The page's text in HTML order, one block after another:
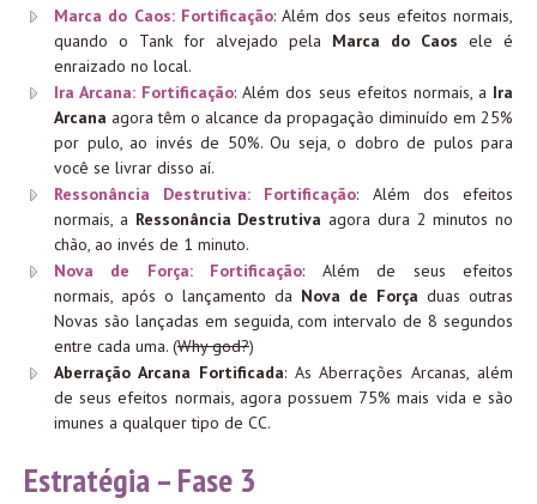
Marca do Caos: Fortificação: Além dos seus efeitos normais,
quando o Tank for alvejado pela Marca do Caos ele é
enraizado no local.
Ira Arcana: Fortificação: Além dos seus efeitos normais, a Ira
Arcana agora têm o alcance da propagação diminuído em 25%
por pulo, ao invés de 50%. Ou seja, o dobro de pulos para
você se livrar disso aí.
Ressonância Destrutiva: Fortificação: Além dos efeitos
normais, a Ressonância Destrutiva agora dura 2 minutos no
chão, ao invés de 1 minuto.
Nova de Força: Fortificação: Além de seus efeitos
normais, após o lançamento da Nova de Força duas outras
Novas são lançadas em seguida, com intervalo de 8 segundos
entre cada uma. (Why god?)
Aberração Arcana Fortificada: As Aberrações Arcanas, além
de seus efeitos normais, agora possuem 75% mais vida e são
imunes a qualquer tipo de CC.
Estratégia – Fase 3